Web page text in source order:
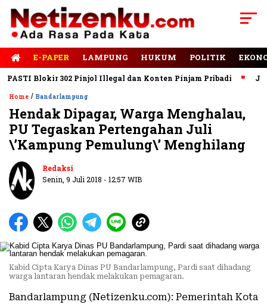
E-PAPER LAMPUNG HUKUM POLITIK
Blokir 302 Pinjol Illegal dan Konten Pinjam Pribadi Jalan
Home / Bandarlampung
Hendak Dipagar, Warga Menghalau,
PU Tegaskan Pertengahan Juli
\’Kampung Pemulung\’ Menghilang
Redaksi
Senin, 9 Juli 2018 - 12:57 WIB
Kabid Cipta Karya Dinas PU Bandarlampung, Pardi saat dihadang
warga lantaran hendak melakukan pemagaran.
Bandarlampung (Netizenku.com): Pemerintah Kota